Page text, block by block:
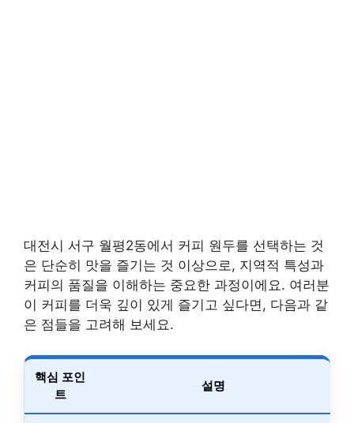
대전시 서구 월평2동에서 커피 원두를 선택하는 것
은 단순히 맛을 즐기는 것 이상으로, 지역적 특성과
커피의 품질을 이해하는 중요한 과정이에요. 여러분
이 커피를 더욱 깊이 있게 즐기고 싶다면, 다음과 같
은 점들을 고려해 보세요.
핵심 포인
트
설명